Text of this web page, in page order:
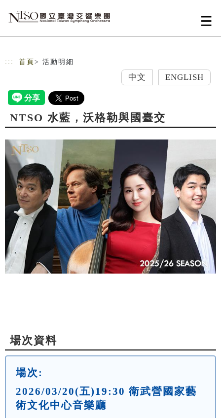
::: 首頁 > 活動明細
中文 ENGLISH
NTSO 水藍，沃格勒與國臺交
場次資料
場次:
2026/03/20(五)19:30 衛武營國家藝
術文化中心音樂廳